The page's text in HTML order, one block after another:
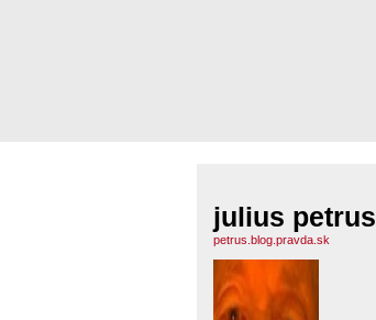
julius petrus
petrus.blog.pravda.sk